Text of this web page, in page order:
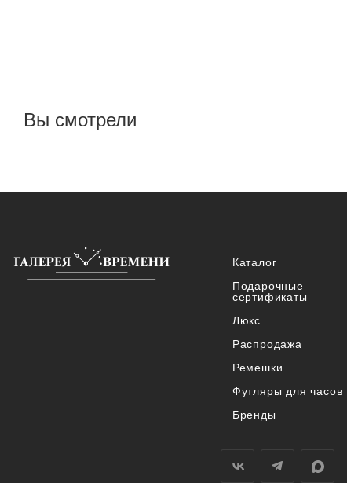
Вы смотрели
Каталог
Подарочные
сертификаты
Люкс
Распродажа
Ремешки
Футляры для часов
Бренды